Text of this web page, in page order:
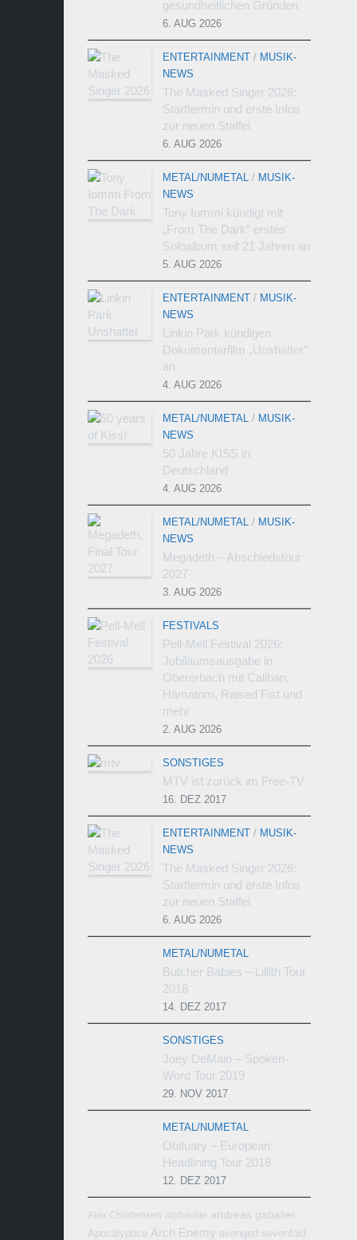
gesundheitlichen Gründen
6. AUG 2026
ENTERTAINMENT / MUSIK-
NEWS
The Masked Singer 2026:
Starttermin und erste Infos
zur neuen Staffel
6. AUG 2026
METAL/NUMETAL / MUSIK-
NEWS
Tony Iommi kündigt mit
„From The Dark“ erstes
Soloalbum seit 21 Jahren an
5. AUG 2026
ENTERTAINMENT / MUSIK-
NEWS
Linkin Park kündigen
Dokumentarfilm „Unshatter“
an
4. AUG 2026
METAL/NUMETAL / MUSIK-
NEWS
50 Jahre KISS in
Deutschland
4. AUG 2026
METAL/NUMETAL / MUSIK-
NEWS
Megadeth – Abschiedstour
2027
3. AUG 2026
FESTIVALS
Pell-Mell Festival 2026:
Jubiläumsausgabe in
Obererbach mit Caliban,
Hämatom, Raised Fist und
mehr
2. AUG 2026
SONSTIGES
MTV ist zurück im Free-TV
16. DEZ 2017
ENTERTAINMENT / MUSIK-
NEWS
The Masked Singer 2026:
Starttermin und erste Infos
zur neuen Staffel
6. AUG 2026
METAL/NUMETAL
Butcher Babies – Lillith Tour
2018
14. DEZ 2017
SONSTIGES
Joey DeMaio – Spoken-
Word Tour 2019
29. NOV 2017
METAL/NUMETAL
Obituary – European
Headlining Tour 2018
12. DEZ 2017
Alex Christensen alphaville andreas gabalier
Apocalyptica Arch Enemy avenged sevenfold